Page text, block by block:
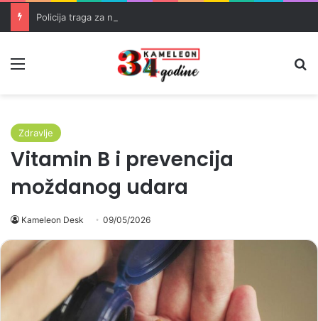
Policija traga za napadačima nakon pucnjave u Brčkom
Zdravlje
Vitamin B i prevencija
moždanog udara
Kameleon Desk 09/05/2026